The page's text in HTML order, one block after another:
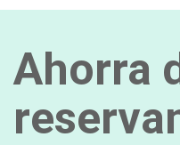
Ahorra